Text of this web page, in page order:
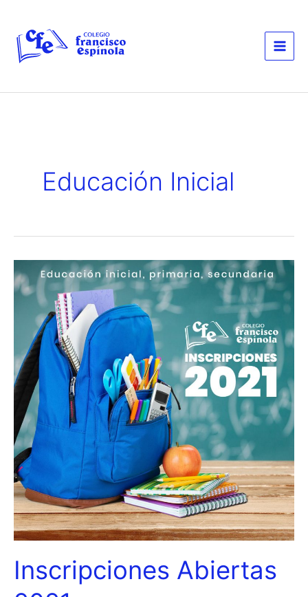
contenido
Educación Inicial
Inscripciones Abiertas